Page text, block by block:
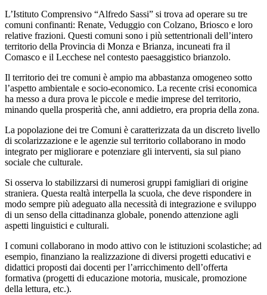
L’Istituto Comprensivo “Alfredo Sassi” si trova ad operare su tre
comuni confinanti: Renate, Veduggio con Colzano, Briosco e loro
relative frazioni. Questi comuni sono i più settentrionali dell’intero
territorio della Provincia di Monza e Brianza, incuneati fra il
Comasco e il Lecchese nel contesto paesaggistico brianzolo.
Il territorio dei tre comuni è ampio ma abbastanza omogeneo sotto
l’aspetto ambientale e socio-economico. La recente crisi economica
ha messo a dura prova le piccole e medie imprese del territorio,
minando quella prosperità che, anni addietro, era propria della zona.
La popolazione dei tre Comuni è caratterizzata da un discreto livello
di scolarizzazione e le agenzie sul territorio collaborano in modo
integrato per migliorare e potenziare gli interventi, sia sul piano
sociale che culturale.
Si osserva lo stabilizzarsi di numerosi gruppi famigliari di origine
straniera. Questa realtà interpella la scuola, che deve rispondere in
modo sempre più adeguato alla necessità di integrazione e sviluppo
di un senso della cittadinanza globale, ponendo attenzione agli
aspetti linguistici e culturali.
I comuni collaborano in modo attivo con le istituzioni scolastiche; ad
esempio, finanziano la realizzazione di diversi progetti educativi e
didattici proposti dai docenti per l’arricchimento dell’offerta
formativa (progetti di educazione motoria, musicale, promozione
della lettura, etc.).